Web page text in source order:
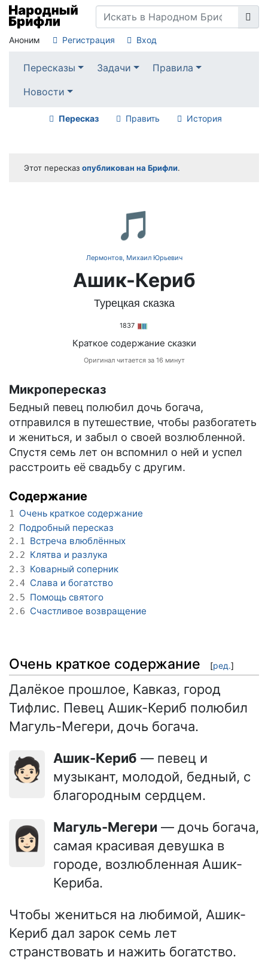
Аноним Регистрация Вход
Пересказы Задачи
Правила
Новости
Пересказ Править История
Этот пересказ опубликован на Брифли.
🎵
Лермонтов, Михаил Юрьевич
Ашик-Кериб
Турецкая сказка
1837
Краткое содержание сказки
Оригинал читается за 16 минут
Микропересказ
Бедный певец полюбил дочь богача,
отправился в путешествие, чтобы разбогатеть
и жениться, и забыл о своей возлюбленной.
Спустя семь лет он вспомнил о ней и успел
расстроить её свадьбу с другим.
Содержание
1 Очень краткое содержание
2 Подробный пересказ
2.1 Встреча влюблённых
2.2 Клятва и разлука
2.3 Коварный соперник
2.4 Слава и богатство
2.5 Помощь святого
2.6 Счастливое возвращение
Очень краткое содержание [ред.]
Далёкое прошлое, Кавказ, город
Тифлис. Певец Ашик-Кериб полюбил
Магуль-Мегери, дочь богача.
🧑🏻 Ашик-Кериб — певец и
музыкант, молодой, бедный, с
благородным сердцем.
👩🏻 Магуль-Мегери — дочь богача,
самая красивая девушка в
городе, возлюбленная Ашик-
Кериба.
Чтобы жениться на любимой, Ашик-
Кериб дал зарок семь лет
странствовать и нажить богатство.